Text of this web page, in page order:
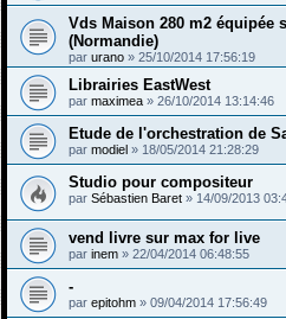
Vds Maison 280 m2 équipée
(Normandie)
par urano » 25/10/2014 17:56:19
Librairies EastWest
par maximea » 26/10/2014 13:14:46
Etude de l'orchestration de
par modiel » 18/05/2014 21:28:29
Studio pour compositeur
par Sébastien Baret » 14/09/2013
vend livre sur max for live
par inem » 22/04/2014 06:48:55
-
par epitohm » 09/04/2014 17:56:49